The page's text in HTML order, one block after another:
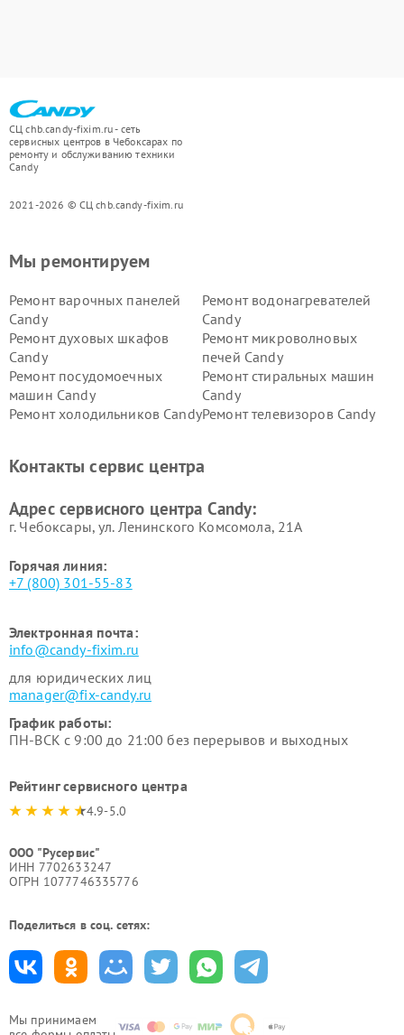
СЦ chb.candy-fixim.ru - сеть
сервисных центров в Чебоксарах по
ремонту и обслуживанию техники
Candy
2021-2026 © СЦ chb.candy-fixim.ru
Мы принимаем
Мы ремонтируем
Ремонт варочных панелей
Candy
Ремонт водонагревателей
Candy
Ремонт духовых шкафов
Candy
Ремонт микроволновых
печей Candy
Ремонт посудомоечных
машин Candy
Ремонт стиральных машин
Candy
Ремонт холодильников CandyРемонт телевизоров Candy
Контакты сервис центра
Адрес сервисного центра Candy:
г. Чебоксары, ул. Ленинского Комсомола, 21А
Горячая линия:
+7 (800) 301-55-83
Электронная почта:
info@candy-fixim.ru
для юридических лиц
manager@fix-candy.ru
График работы:
ПН-ВСК с 9:00 до 21:00 без перерывов и выходных
Рейтинг сервисного центра
4.9-5.0
ООО "Русервис"
ИНН 7702633247
ОГРН 1077746335776
Поделиться в соц. сетях: